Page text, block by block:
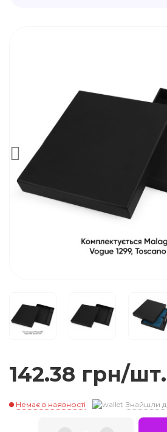
142.38 грн/шт.
Немає в наявності Знайшли